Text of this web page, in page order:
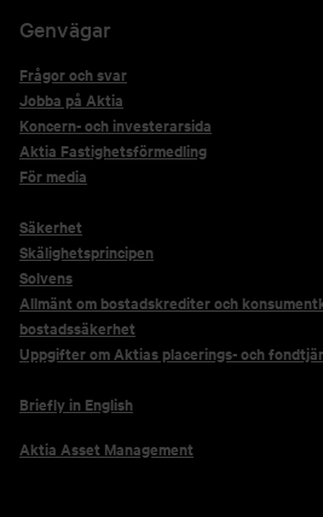
Genvägar
Frågor och svar
Jobba på Aktia
Koncern- och investerarsida
Aktia Fastighetsförmedling
För media
Säkerhet
Skälighetsprincipen
Solvens
Allmänt om bostadskrediter och
bostadssäkerhet
Uppgifter om Aktias placerings- och
Briefly in English
Aktia Asset Management